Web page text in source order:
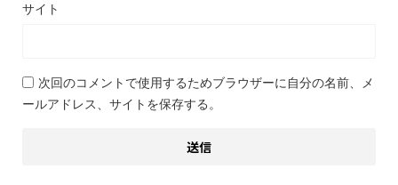
サイト
次回のコメントで使用するためブラウザーに自分の名前、メ
ールアドレス、サイトを保存する。